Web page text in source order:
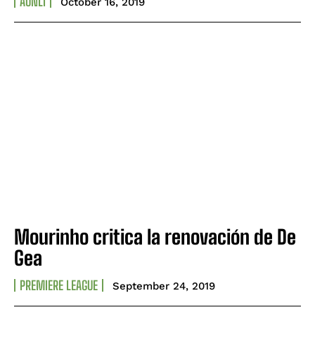
Mourinho critica la renovación de De
Gea
PREMIERE LEAGUE September 24, 2019